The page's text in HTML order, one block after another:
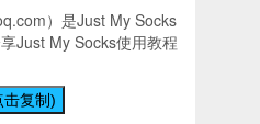
）是Just My Socks
Just My Socks使用教程
复制)